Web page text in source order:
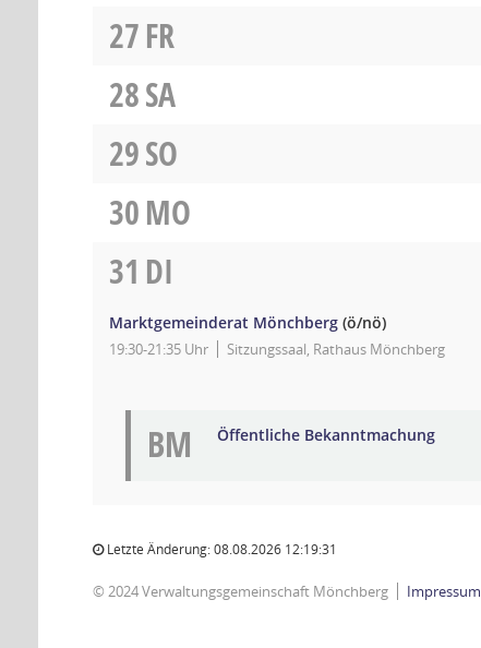
27FR
28SA
29SO
30MO
31 DI
Marktgemeinderat Mönchberg (ö/nö)
19:30-21:35 Uhr Sitzungssaal, Rathaus Mönchberg
BM Öffentliche Bekanntmachung
Letzte Änderung: 08.08.2026 12:19:31
© 2024 Verwaltungsgemeinschaft Mönchberg Impressum